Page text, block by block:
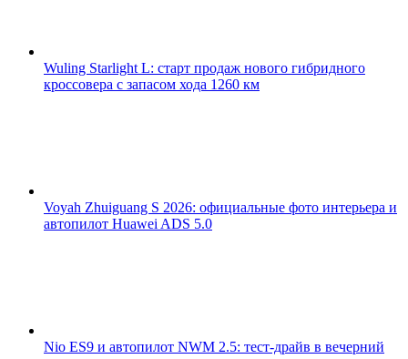
Wuling Starlight L: старт продаж нового гибридного
кроссовера с запасом хода 1260 км
Voyah Zhuiguang S 2026: официальные фото интерьера и
автопилот Huawei ADS 5.0
Nio ES9 и автопилот NWM 2.5: тест-драйв в вечерний